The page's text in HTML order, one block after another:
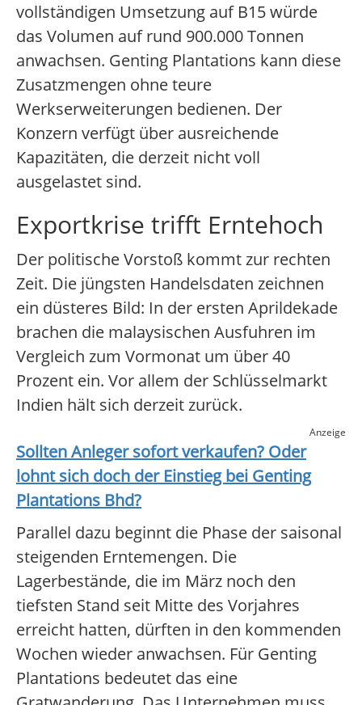
vollständigen Umsetzung auf B15 würde
das Volumen auf rund 900.000 Tonnen
anwachsen. Genting Plantations kann diese
Zusatzmengen ohne teure
Werkserweiterungen bedienen. Der
Konzern verfügt über ausreichende
Kapazitäten, die derzeit nicht voll
ausgelastet sind.
Exportkrise trifft Erntehoch
Der politische Vorstoß kommt zur rechten
Zeit. Die jüngsten Handelsdaten zeichnen
ein düsteres Bild: In der ersten Aprildekade
brachen die malaysischen Ausfuhren im
Vergleich zum Vormonat um über 40
Prozent ein. Vor allem der Schlüsselmarkt
Indien hält sich derzeit zurück.
Anzeige
Sollten Anleger sofort verkaufen? Oder
lohnt sich doch der Einstieg bei Genting
Plantations Bhd?
Parallel dazu beginnt die Phase der saisonal
steigenden Erntemengen. Die
Lagerbestände, die im März noch den
tiefsten Stand seit Mitte des Vorjahres
erreicht hatten, dürften in den kommenden
Wochen wieder anwachsen. Für Genting
Plantations bedeutet das eine